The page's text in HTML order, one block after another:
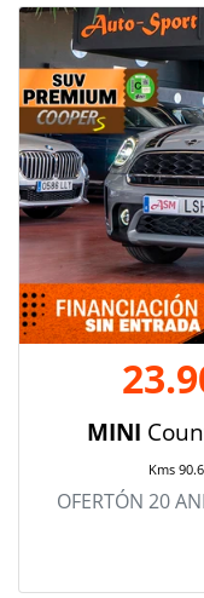
MINI
Kms
OFERTÓN 20